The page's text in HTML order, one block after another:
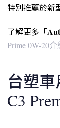
特別推薦於新
了解更多「
Prime 0W-20介
台塑
C3